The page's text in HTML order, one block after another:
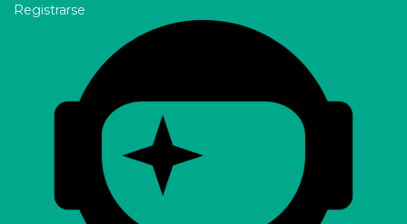
Registrarse